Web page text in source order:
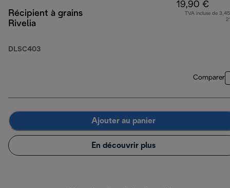
Récipient à grains
Rivelia
DLSC403
19,90 €
TVA incluse de
Comparer
Ajouter au panier
En découvrir plus